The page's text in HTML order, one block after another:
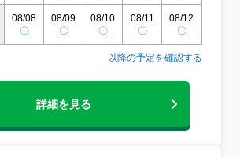
08/08
〇
08/09
〇
08/10
〇
08/11
〇
08/12
〇
以降の予定を確認する
詳細を見る